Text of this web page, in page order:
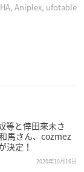
Aniplex, ufotable
等と倖田來未さ
馬さん、cozmez
決定！
2020年10月16日